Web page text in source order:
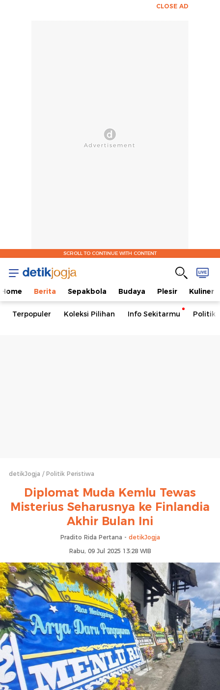
CLOSE AD
SCROLL TO CONTINUE WITH CONTENT
Home Berita Sepakbola Budaya Plesir Kuliner
Terpopuler Koleksi Pilihan Info Sekitarmu Politik
detikJogja Politik Peristiwa
Diplomat Muda Kemlu Tewas
Misterius Seharusnya ke Finlandia
Akhir Bulan Ini
Pradito Rida Pertana - detikJogja
Rabu, 09 Jul 2025 13:28 WIB